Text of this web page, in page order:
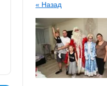
« Назад